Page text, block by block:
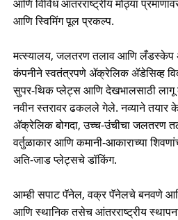
आणि विविध आंतरराष्ट्रीय मोठ्या
आणि स्विमिंग पूल प्रकल्प.
मत्स्यालय, जलतरण तलाव आणि लँडस्केप
कंपनीने स्वतंत्रपणे ॲक्रेलिक ॲडेसिव्ह
सुपर-थिक प्लेट्स आणि देखभालसाठी लागू
नवीन स्तरावर ढकलले गेले. नव्याने तयार
ॲक्रेलिक बोगदा, उच्च-उंचीचा जलतरण
वर्तुळाकार आणि कमानी-आकाराच्या
अति-जाड प्लेट्सचे डॉकिंग.
आम्ही सपाट पॅनेल, वक्र पॅनेलचे बनवणे
आणि स्थानिक तसेच आंतरराष्ट्रीय